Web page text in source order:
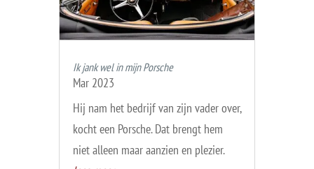
Ik jank wel in mijn Porsche
Mar 2023
Hij nam het bedrijf van zijn vader over,
kocht een Porsche. Dat brengt hem
niet alleen maar aanzien en plezier.